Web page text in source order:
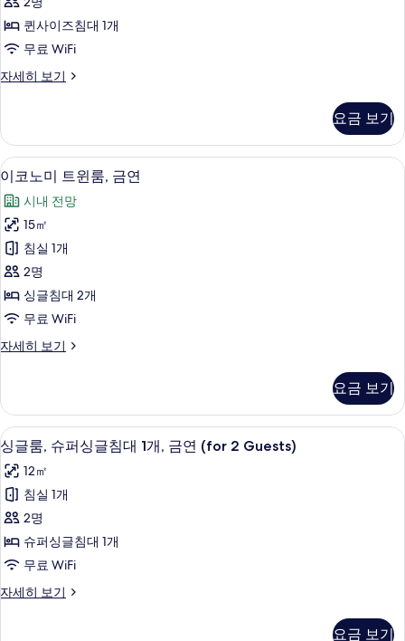
보
기
자
세
히
기
이
즈
대
개,
흡
연
사
진
모
두
보
기
퀸사이즈침대 1개
무료 WiFi
자세히 보기
더
사
이
즈
침
대
개,
흡
연
자
세
히
기
요금 보기
이
코
노
미
트
윈
룸,
연
진
모
두
보
기
이코노미 트윈룸, 금연 | 다리미/다리
6
이코노미 트윈룸, 금연
시내 전망
15㎡
침실 1개
2명
싱글침대 2개
무료 WiFi
자세히 보기
이
트
윈
룸,
금
연
자
세
히
보
기
요금 보기
싱
글
룸,
슈
퍼
싱
침
4
싱글룸, 슈퍼싱글침대 1개, 금연 (for 2 Guests)
12㎡
침실 1개
2명
슈퍼싱글침대 1개
무료 WiFi
자세히 보기
싱
요금 보기